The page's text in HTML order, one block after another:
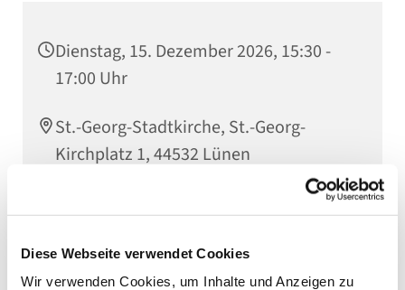
Diese Webseite verwendet Cookies
Wir verwenden Cookies, um Inhalte und Anzeigen zu
Dienstag, 15. Dezember 2026, 15:30 -
17:00 Uhr
St.-Georg-Stadtkirche, St.-Georg-
Kirchplatz 1, 44532 Lünen